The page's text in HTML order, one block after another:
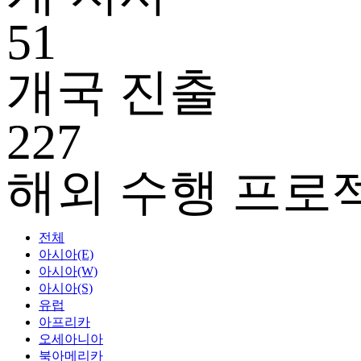
51
개국 진출
227
해외 수행 프로
전체
아시아(E)
아시아(W)
아시아(S)
유럽
아프리카
오세아니아
북아메리카